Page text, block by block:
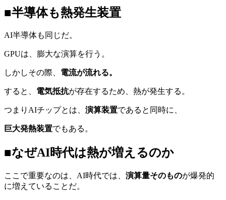
■半導体も熱発生装置
AI半導体も同じだ。
GPUは、膨大な演算を行う。
しかしその際、 電流が流れる。
すると、 電気抵抗が存在するため、熱が発生する。
つまりAIチップとは、 演算装置であると同時に、
巨大発熱装置でもある。
■なぜAI時代は熱が増えるのか
ここで重要なのは、AI時代では、 演算量そのものが爆発的
に増えていることだ。